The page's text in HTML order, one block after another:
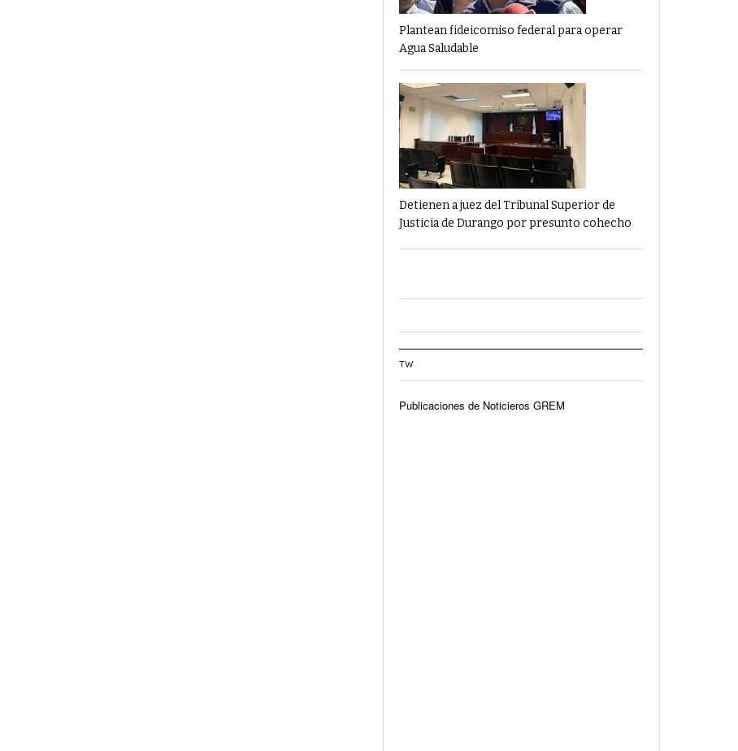
Plantean fideicomiso federal para operar
Agua Saludable
Detienen a juez del Tribunal Superior de
Justicia de Durango por presunto cohecho
TW
Publicaciones de Noticieros GREM